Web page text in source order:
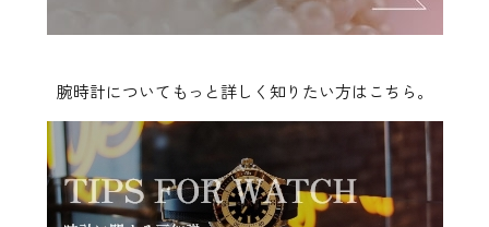
腕時計についてもっと詳しく知りたい方はこちら。